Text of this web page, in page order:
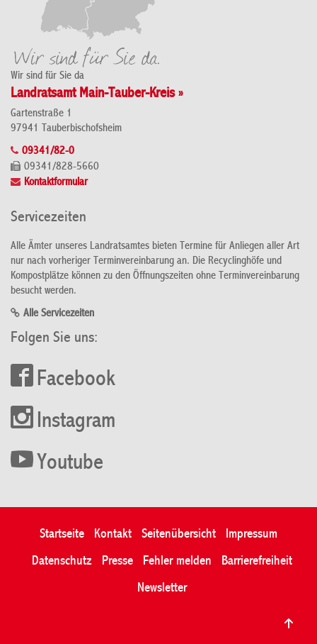
Wir sind für Sie da
Landratsamt Main-Tauber-Kreis »
Gartenstraße 1
97941 Tauberbischofsheim
09341/82-0
09341/828-5660
Kontaktformular
Servicezeiten
Alle Ämter unseres Landratsamtes bieten Termine für Anliegen aller Art
nur nach vorheriger Terminvereinbarung an. Die Recyclinghöfe und
Kompostplätze können zu den Öffnungszeiten ohne Terminvereinbarung
besucht werden.
Alle Servicezeiten
Folgen Sie uns:
Facebook
Instagram
Youtube
Startseite Kontakt Seitenübersicht
Impressum
Datenschutz
Presse Fehler melden
Barrierefreiheit
Newsletter